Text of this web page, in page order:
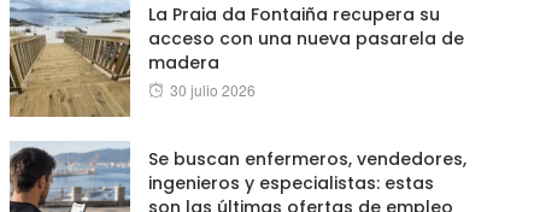
La Praia da Fontaiña recupera su
acceso con una nueva pasarela de
madera
Posted
30 julio 2026
Se buscan enfermeros, vendedores,
ingenieros y especialistas: estas
son las últimas ofertas de empleo